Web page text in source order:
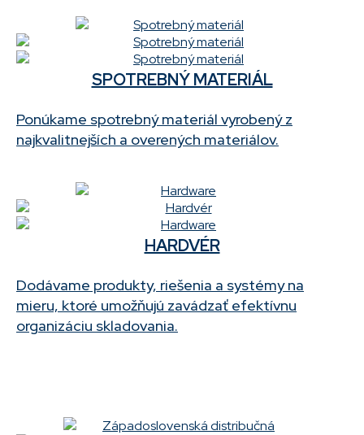
SPOTREBNÝ MATERIÁL
Ponúkame spotrebný materiál vyrobený z
najkvalitnejších a overených materiálov.
HARDVÉR
Dodávame produkty, riešenia a systémy na
mieru, ktoré umožňujú zavádzať efektívnu
organizáciu skladovania.